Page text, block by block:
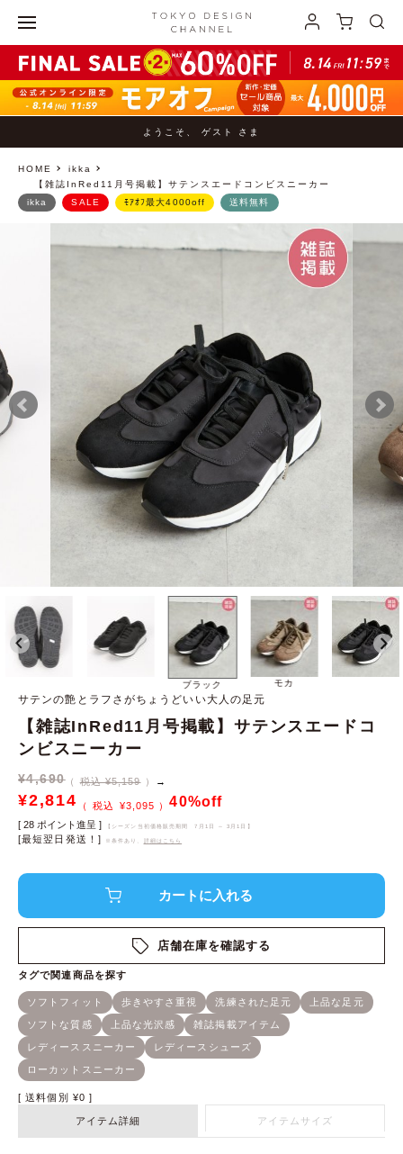
ようこそ、 ゲスト さま
HOME
ikka
【雑誌InRed11月号掲載】サテンスエードコンビスニーカー
ブラック モカ
ikka SALE ﾓｱｵﾌ最大4000off 送料無料
サテンの艶とラフさがちょうどいい大人の足元
【雑誌InRed11月号掲載】サテンスエードコ
ンビスニーカー
¥4,690 税込 ¥5,159 →
¥2,814 ¥3,095 40%off
[ 28 ポイント進呈 ] 【シーズン当初価格販売期間 7月1日 ～ 3月1日 】
[最短翌日発送！] ※条件あり、 詳細はこちら
店舗在庫を確認する
送料個別 ¥0
アイテム詳細 アイテムサイズ